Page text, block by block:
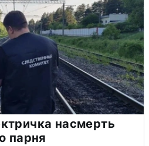
насмерть
парня